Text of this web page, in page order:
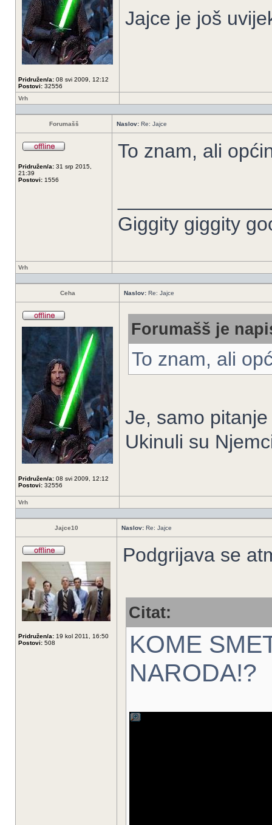
Pridružen/a: 08 svi 2009, 12:12
Postovi: 32556
Jajce je još
Vrh
Forumašš Naslov: Re: Jajce
Pridružen/a: 31 srp 2015,
21:39
Postovi: 1556
To znam, ali
Giggity giggity
Vrh
Ceha Naslov: Re: Jajce
Pridružen/a: 08 svi 2009, 12:12
Postovi: 32556
Forumašš je
To znam, ali
Je, samo
Ukinuli su
Vrh
Jajce10 Naslov: Re: Jajce
Pridružen/a: 19 kol 2011, 16:50
Postovi: 508
Podgrijava se
Citat:
KOME
NARODA!?